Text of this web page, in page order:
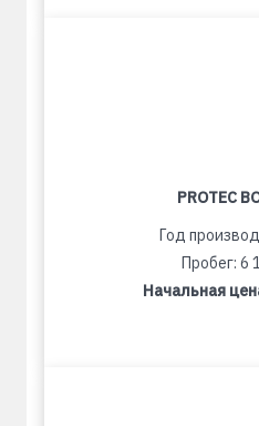
PROTEC
Год
Пробег: 6
Начальная